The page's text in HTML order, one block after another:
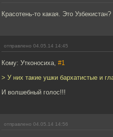
Красотень-то какая. Это Узбекистан?
отправлено 04.05.14 14:45
Кому: Утконосиха, #1
> У них такие ушки бархатистые и
И волшебный голос!!!
отправлено 04.05.14 14:56